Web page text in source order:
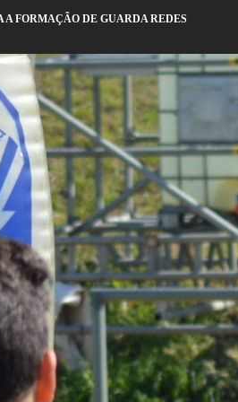
A FORMAÇÃO DE GUARDA REDES